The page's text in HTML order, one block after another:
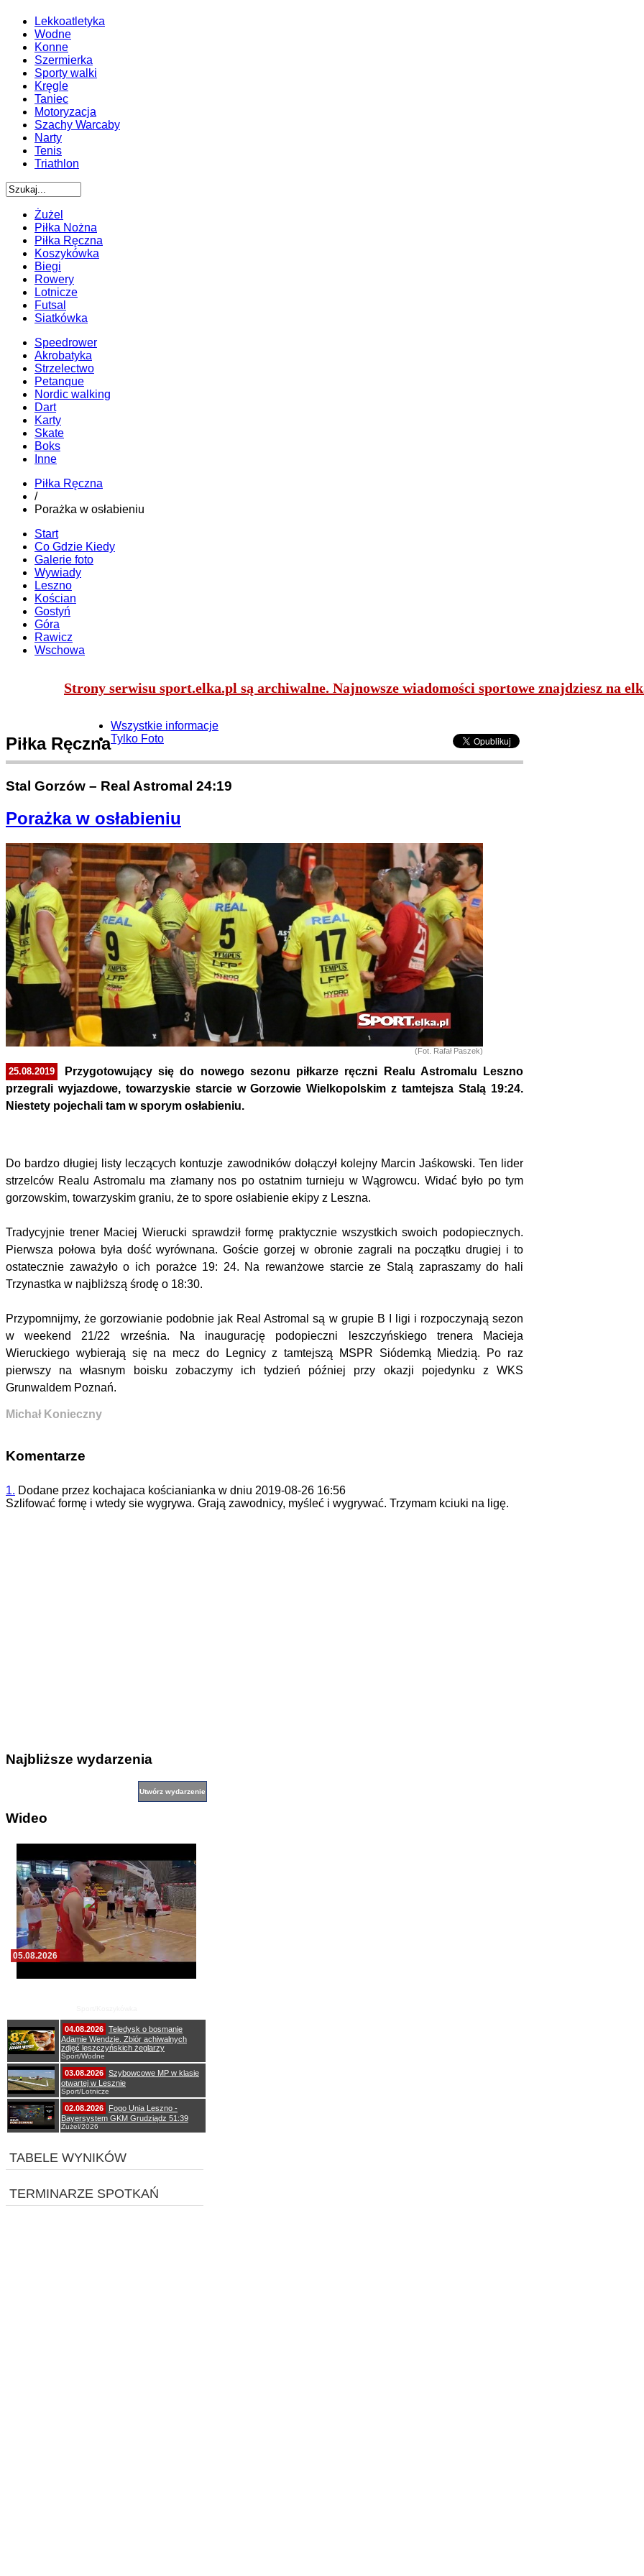
Lekkoatletyka
Wodne
Konne
Szermierka
Sporty walki
Kręgle
Taniec
Motoryzacja
Szachy Warcaby
Narty
Tenis
Triathlon
Żużel
Piłka Nożna
Piłka Ręczna
Koszykówka
Biegi
Rowery
Lotnicze
Futsal
Siatkówka
Speedrower
Akrobatyka
Strzelectwo
Petanque
Nordic walking
Dart
Karty
Skate
Boks
Inne
Piłka Ręczna
/
Porażka w osłabieniu
Start
Co Gdzie Kiedy
Galerie foto
Wywiady
Leszno
Kościan
Gostyń
Góra
Rawicz
Wschowa
Strony serwisu sport.elka.pl są archiwalne. Najnowsze wiadomości sportowe znajdziesz na
Piłka Ręczna
Wszystkie informacje
Tylko Foto
Stal Gorzów – Real Astromal 24:19
Porażka w osłabieniu
(Fot. Rafał Paszek)
25.08.2019
Przygotowujący się do nowego sezonu piłkarze ręczni Realu Astromalu Leszno
przegrali wyjazdowe, towarzyskie starcie w Gorzowie Wielkopolskim z tamtejsza Stalą 19:24.
Niestety pojechali tam w sporym osłabieniu.
Do bardzo długiej listy leczących kontuzje zawodników dołączył kolejny Marcin Jaśkowski. Ten lider
strzelców Realu Astromalu ma złamany nos po ostatnim turnieju w Wągrowcu. Widać było po tym
gorzowskim, towarzyskim graniu, że to spore osłabienie ekipy z Leszna.
Tradycyjnie trener Maciej Wierucki sprawdził formę praktycznie wszystkich swoich podopiecznych.
Pierwsza połowa była dość wyrównana. Goście gorzej w obronie zagrali na początku drugiej i to
ostatecznie zaważyło o ich porażce 19: 24. Na rewanżowe starcie ze Stalą zapraszamy do hali
Trzynastka w najbliższą środę o 18:30.
Przypomnijmy, że gorzowianie podobnie jak Real Astromal są w grupie B I ligi i rozpoczynają sezon
w weekend 21/22 września. Na inaugurację podopieczni leszczyńskiego trenera Macieja
Wieruckiego wybierają się na mecz do Legnicy z tamtejszą MSPR Siódemką Miedzią. Po raz
pierwszy na własnym boisku zobaczymy ich tydzień później przy okazji pojedynku z WKS
Grunwaldem Poznań.
Michał Konieczny
Komentarze
1. Dodane przez kochajaca kościanianka w dniu 2019-08-26 16:56
Szlifować formę i wtedy sie wygrywa. Grają zawodnicy, myśleć i wygrywać. Trzymam kciuki na ligę.
Najbliższe wydarzenia
Wideo
05.08.2026
04.08.2026 Teledysk o bosmanie
Adamie Wendzie. Zbiór achiwalnych
zdjęć leszczyńskich żeglarzy
Sport/Wodne
03.08.2026 Szybowcowe MP w klasie
otwartej w Lesznie
Sport/Lotnicze
02.08.2026
Fogo Unia Leszno -
Bayersystem GKM Grudziądz 51:39
Żużel/2026
TABELE WYNIKÓW
TERMINARZE SPOTKAŃ